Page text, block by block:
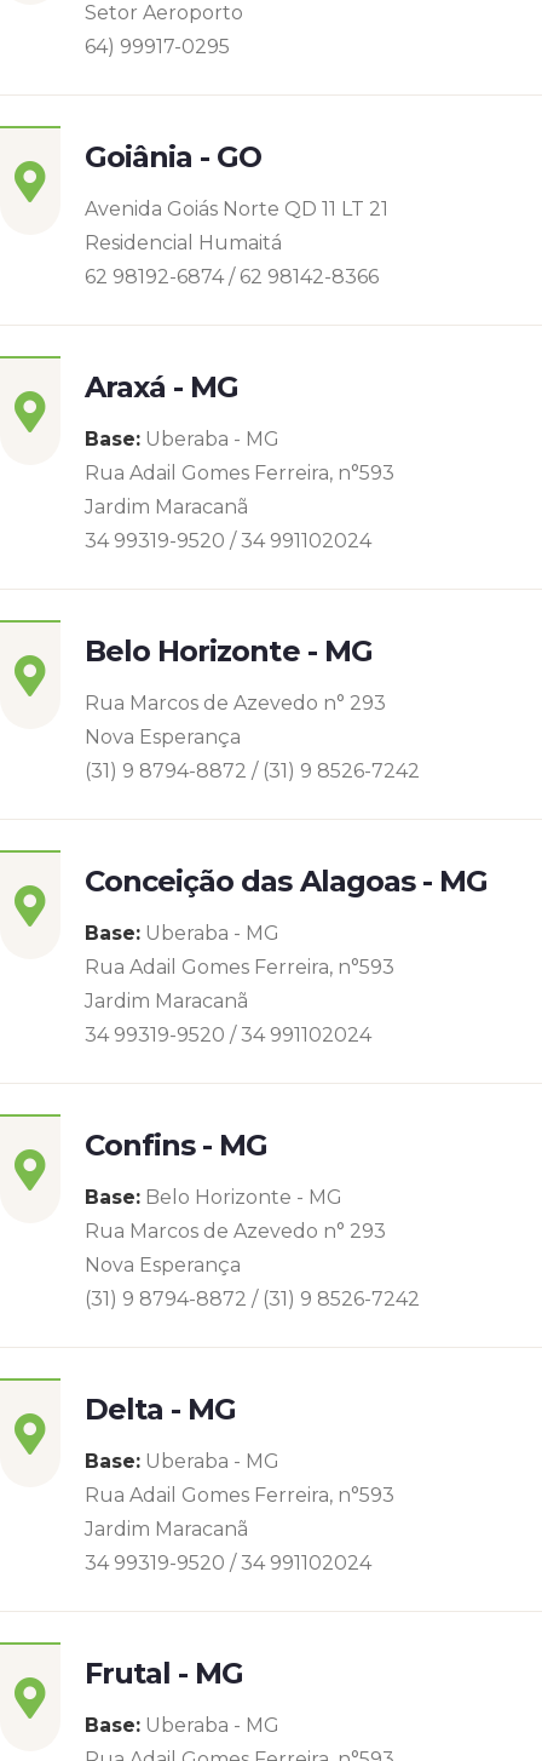
Setor Aeroporto
64) 99917-0295
Goiânia - GO
Avenida Goiás Norte QD 11 LT 21
Residencial Humaitá
62 98192-6874 / 62 98142-8366
Araxá - MG
Base: Uberaba - MG
Rua Adail Gomes Ferreira, n°593
Jardim Maracanã
34 99319-9520 / 34 991102024
Belo Horizonte - MG
Rua Marcos de Azevedo n° 293
Nova Esperança
(31) 9 8794-8872 / (31) 9 8526-7242
Conceição das Alagoas - MG
Base: Uberaba - MG
Rua Adail Gomes Ferreira, n°593
Jardim Maracanã
34 99319-9520 / 34 991102024
Confins - MG
Base: Belo Horizonte - MG
Rua Marcos de Azevedo n° 293
Nova Esperança
(31) 9 8794-8872 / (31) 9 8526-7242
Delta - MG
Base: Uberaba - MG
Rua Adail Gomes Ferreira, n°593
Jardim Maracanã
34 99319-9520 / 34 991102024
Frutal - MG
Base: Uberaba - MG